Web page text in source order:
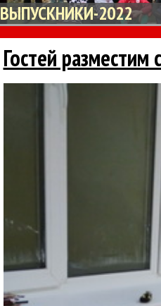
ВЫПУСКНИКИ-2022
Гостей